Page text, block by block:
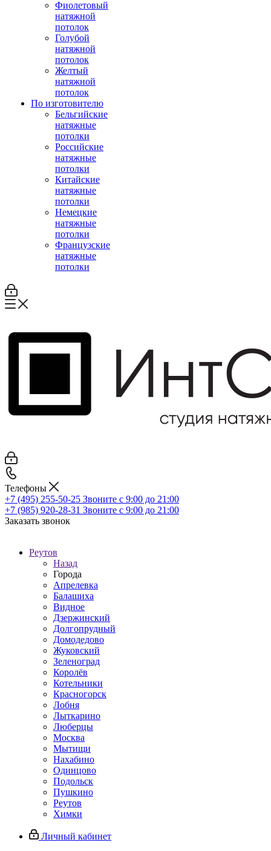
Фиолетовый
натяжной
потолок
Голубой
натяжной
потолок
Желтый
натяжной
потолок
По изготовителю
Бельгийские
натяжные
потолки
Российские
натяжные
потолки
Китайские
натяжные
потолки
Немецкие
натяжные
потолки
Французские
натяжные
потолки
Телефоны
+7 (495) 255-50-25 Звоните с 9:00 до 21:00
+7 (985) 920-28-31 Звоните с 9:00 до 21:00
Заказать звонок
Реутов
Назад
Города
Апрелевка
Балашиха
Видное
Дзержинский
Долгопрудный
Домодедово
Жуковский
Зеленоград
Королёв
Котельники
Красногорск
Лобня
Лыткарино
Люберцы
Москва
Мытищи
Нахабино
Одинцово
Подольск
Пушкино
Реутов
Химки
Личный кабинет